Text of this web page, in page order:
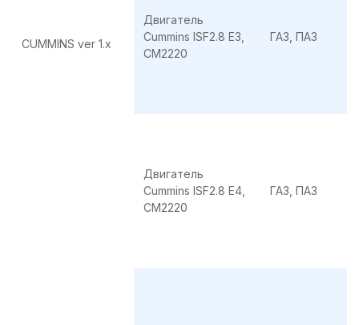
CUMMINS ver 1.x
Двигатель
Cummins ISF2.8 E3,
CМ2220
ГАЗ, ПАЗ
Двигатель
Cummins ISF2.8 E4,
CМ2220
ГАЗ, ПАЗ